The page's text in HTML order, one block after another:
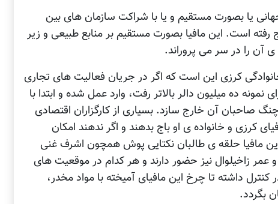
یا بصورت مستقیم و یا با شراکت سازمان های بین
رفته است. این مافیا بصورت مستقیم بر منابع طبیعی و زیر
آن را در سر می پروراند.
کرزی این است که اگر در جریان فعالیت های تجاری
ده میلیون دالر بالاتر رفت، وارد عمل شده و ابتدا با
صاحبان آن خارج سازد. بسیاری از کارگزاران اقتصادی
کرزی و خانواده ی او باج بدهند و اگر ندهند امکان
مافیا حلقه ی طالبان نکتایی پوش همچون اشرف غنی
عمر زاخیلوال نیز حضور دارند و هر کدام در موقعیت های
داشته تا چرخ این مافیای آمیخته با مواد مخدر،
بگردد.